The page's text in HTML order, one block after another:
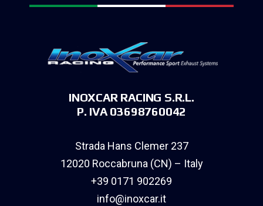
INOXCAR RACING S.R.L.
P. IVA 03698760042
Strada Hans Clemer 237
12020 Roccabruna (CN) – Italy
+39 0171 902269
info@inoxcar.it